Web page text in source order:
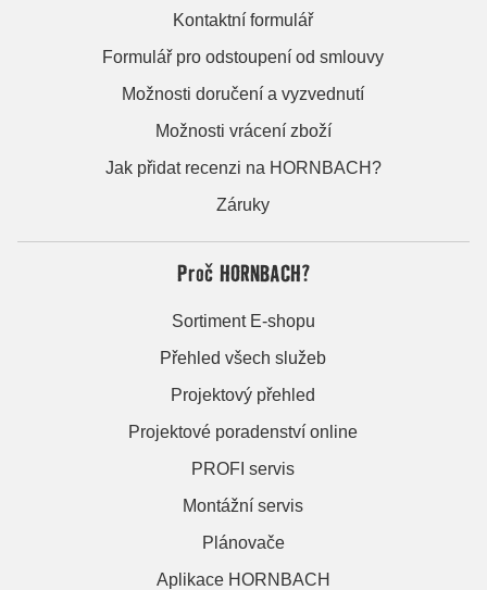
Kontaktní formulář
Formulář pro odstoupení od smlouvy
Možnosti doručení a vyzvednutí
Možnosti vrácení zboží
Jak přidat recenzi na HORNBACH?
Záruky
Proč HORNBACH?
Sortiment E-shopu
Přehled všech služeb
Projektový přehled
Projektové poradenství online
PROFI servis
Montážní servis
Plánovače
Aplikace HORNBACH